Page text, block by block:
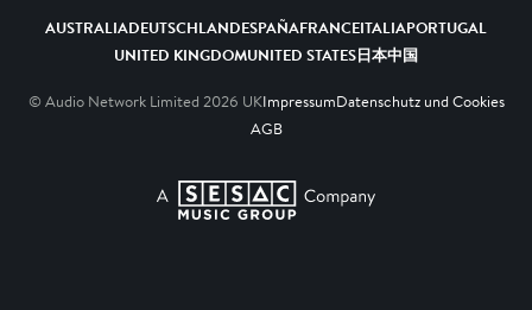
AUSTRALIADEUTSCHLANDESPAÑAFRANCEITALIAPORTUGAL
UNITED KINGDOMUNITED STATES日本中国
© Audio Network Limited 2026 UKImpressumDatenschutz und Cookies
AGB
A SESAC Company